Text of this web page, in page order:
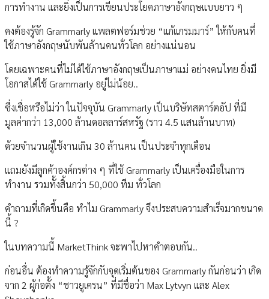
การทำงาน และยิ่งเป็นการเขียนประโยคภาษาอังกฤษแบบยาว ๆ
คงต้องรู้จัก Grammarly แพลตฟอร์มช่วย “แก้แกรมมาร์” ให้กับคนที่
ใช้ภาษาอังกฤษนับพันล้านคนทั่วโลก อย่างแน่นอน
โดยเฉพาะคนที่ไม่ได้ใช้ภาษาอังกฤษเป็นภาษาแม่ อย่างคนไทย ยิ่งมี
โอกาสได้ใช้ Grammarly อยู่ไม่น้อย..
ซึ่งเชื่อหรือไม่ว่า ในปัจจุบัน Grammarly เป็นบริษัทสตาร์ตอัป ที่มี
มูลค่ากว่า 13,000 ล้านดอลลาร์สหรัฐ (ราว 4.5 แสนล้านบาท)
ด้วยจำนวนผู้ใช้งานเกิน 30 ล้านคน เป็นประจำทุกเดือน
แถมยังมีลูกค้าองค์กรต่าง ๆ ที่ใช้ Grammarly เป็นเครื่องมือในการ
ทำงาน รวมทั้งสิ้นกว่า 50,000 ทีม ทั่วโลก
คำถามที่เกิดขึ้นคือ ทำไม Grammarly จึงประสบความสำเร็จมากขนาด
นี้ ?
ในบทความนี้ MarketThink จะพาไปหาคำตอบกัน..
ก่อนอื่น ต้องทำความรู้จักกับจุดเริ่มต้นของ Grammarly กันก่อนว่า เกิด
จาก 2 ผู้ก่อตั้ง “ชาวยูเครน” ที่มีชื่อว่า Max Lytvyn และ Alex